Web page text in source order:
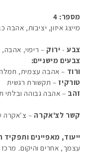
מספר: 4
מייצג איזון, יציבות,
צבע- ירוק – ריפוי,
צבעים מישניים:
ורוד – אהבה עצמית,
טורקיז – תקשורת רגשית
זהב – אהבה גבוהה ובלתי
קשר לצ'אקרה – צ'אקרה
ייעוד, מאפיינים
עצמך, אחרים והיקום.